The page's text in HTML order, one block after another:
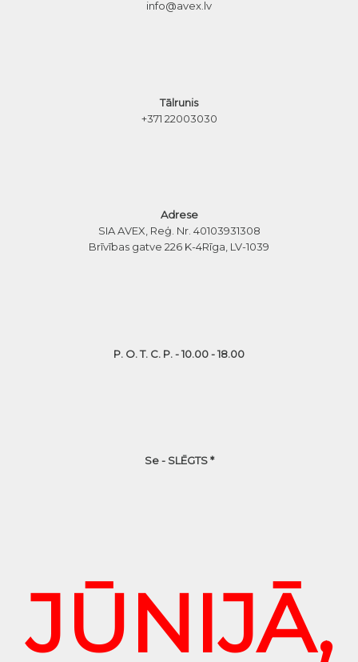
info@avex.lv
Tālrunis
+371 22003030
Adrese
SIA AVEX, Reģ. Nr. 40103931308
Brīvības gatve 226 K-4Rīga, LV-1039
P. O. T. C. P. - 10.00 - 18.00
Se - SLĒGTS *
JŪNIJĀ,